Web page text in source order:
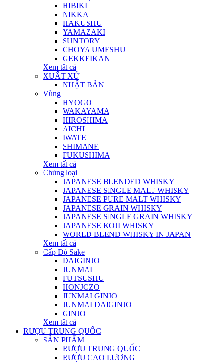
HIBIKI
NIKKA
HAKUSHU
YAMAZAKI
SUNTORY
CHOYA UMESHU
GEKKEIKAN
Xem tất cả
XUẤT XỨ
NHẬT BẢN
Vùng
HYOGO
WAKAYAMA
HIROSHIMA
AICHI
IWATE
SHIMANE
FUKUSHIMA
Xem tất cả
Chủng loại
JAPANESE BLENDED WHISKY
JAPANESE SINGLE MALT WHISKY
JAPANESE PURE MALT WHISKY
JAPANESE GRAIN WHISKY
JAPANESE SINGLE GRAIN WHISKY
JAPANESE KOJI WHISKY
WORLD BLEND WHISKY IN JAPAN
Xem tất cả
Cấp Độ Sake
DAIGINJO
JUNMAI
FUTSUSHU
HONJOZO
JUNMAI GINJO
JUNMAI DAIGINJO
GINJO
Xem tất cả
RƯỢU TRUNG QUỐC
SẢN PHẨM
RƯỢU TRUNG QUỐC
RƯỢU CAO LƯƠNG